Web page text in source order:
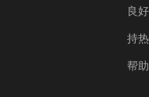
良
持
帮